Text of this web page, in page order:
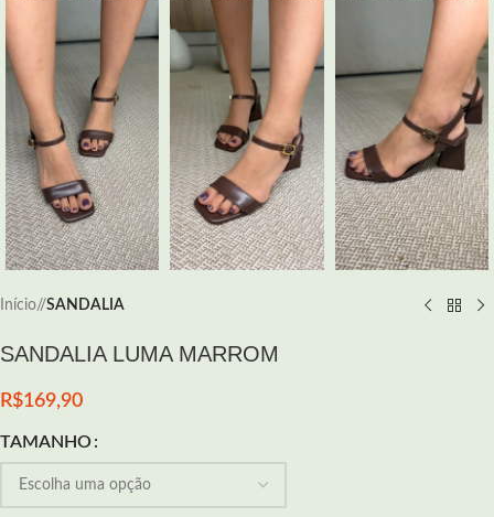
Início/ SANDALIA
SANDALIA LUMA MARROM
R$169,90
TAMANHO